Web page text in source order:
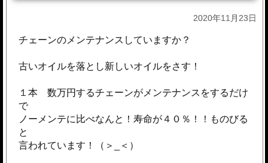
2020年11月23日
チェーンのメンテナンスしていますか？
古いオイルを落とし新しいオイルをさす！
１本 数万円するチェーンがメンテナンスをするだけ
で
ノーメンテに比べなんと！寿命が４０％！！ものびる
と
言われています！（＞_＜）